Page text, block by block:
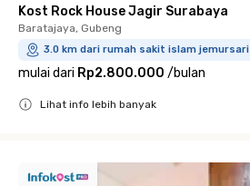
Kost Rock House Jagir Surabaya
Baratajaya, Gubeng
3.0 km dari rumah sakit islam jemursari
mulai dari Rp2.800.000 /bulan
Lihat info lebih banyak